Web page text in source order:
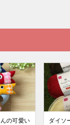
の可愛い
ダイソ